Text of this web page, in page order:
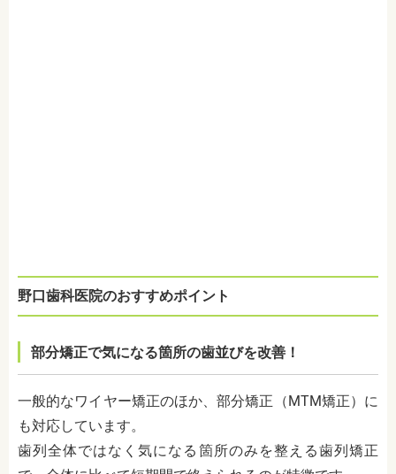
野口歯科医院のおすすめポイント
部分矯正で気になる箇所の歯並びを改善！
一般的なワイヤー矯正のほか、部分矯正（MTM矯正）に
も対応しています。
歯列全体ではなく気になる箇所のみを整える歯列矯正